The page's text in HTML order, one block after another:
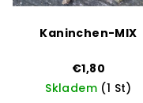
Kaninchen-MIX
€1,80
Skladem (1 St)